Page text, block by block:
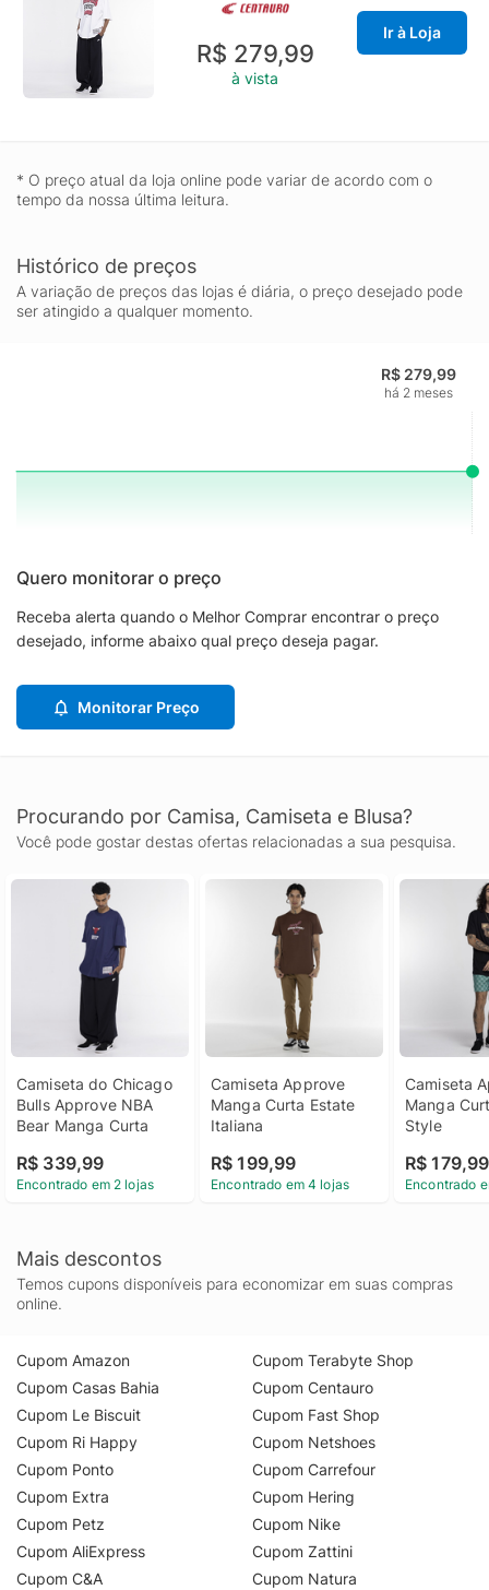
R$ 279,99
à vista
Ir à Loja
* O preço atual da loja online pode variar de acordo com o
tempo da nossa última leitura.
Histórico de preços
A variação de preços das lojas é diária, o preço desejado pode
ser atingido a qualquer momento.
R$ 279,99
há 2 meses
Quero monitorar o preço
Receba alerta quando o Melhor Comprar encontrar o preço
desejado, informe abaixo qual preço deseja pagar.
Monitorar Preço
Procurando por Camisa, Camiseta e Blusa?
Você pode gostar destas ofertas relacionadas a sua pesquisa.
Camiseta do Chicago
Bulls Approve NBA
Bear Manga Curta
R$ 339,99
Encontrado em 2 lojas
Camiseta Approve
Manga Curta Estate
Italiana
R$ 199,99
Encontrado em 4 lojas
Camiseta
Manga
Style
R$ 179,99
Encontrado
Mais descontos
Temos cupons disponíveis para economizar em suas compras
online.
Cupom Amazon
Cupom Casas Bahia
Cupom Le Biscuit
Cupom Ri Happy
Cupom Ponto
Cupom Extra
Cupom Petz
Cupom AliExpress
Cupom C&A
Cupom Terabyte Shop
Cupom Centauro
Cupom Fast Shop
Cupom Netshoes
Cupom Carrefour
Cupom Hering
Cupom Nike
Cupom Zattini
Cupom Natura